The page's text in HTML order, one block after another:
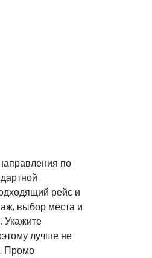
по
рейс и
выбор места и
Укажите
лучше не
Промо